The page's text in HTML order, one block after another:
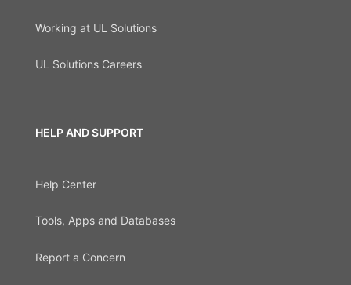
Working at UL Solutions
UL Solutions Careers
HELP AND SUPPORT
Help Center
Tools, Apps and Databases
Report a Concern